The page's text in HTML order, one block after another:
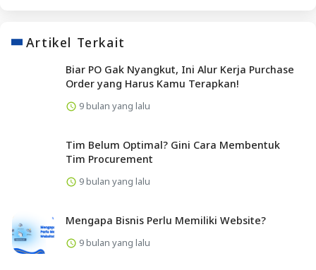
Artikel Terkait
Biar PO Gak Nyangkut, Ini Alur Kerja Purchase
Order yang Harus Kamu Terapkan!
9 bulan yang lalu
Tim Belum Optimal? Gini Cara Membentuk
Tim Procurement
9 bulan yang lalu
Mengapa Bisnis Perlu Memiliki Website?
9 bulan yang lalu